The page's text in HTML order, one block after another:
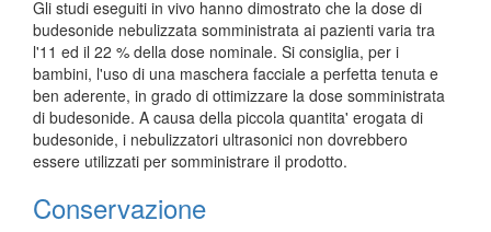
Gli studi eseguiti in vivo hanno dimostrato che la dose di
budesonide nebulizzata somministrata ai pazienti varia tra
l'11 ed il 22 % della dose nominale. Si consiglia, per i
bambini, l'uso di una maschera facciale a perfetta tenuta e
ben aderente, in grado di ottimizzare la dose somministrata
di budesonide. A causa della piccola quantita' erogata di
budesonide, i nebulizzatori ultrasonici non dovrebbero
essere utilizzati per somministrare il prodotto.
Conservazione